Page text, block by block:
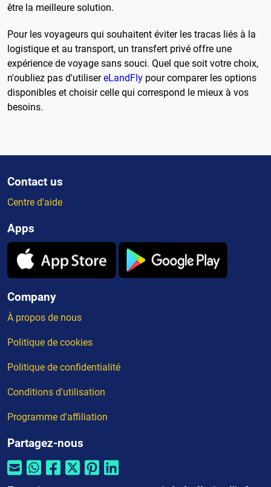
être la meilleure solution.
Pour les voyageurs qui souhaitent éviter les tracas liés à la
logistique et au transport, un transfert privé offre une
expérience de voyage sans souci. Quel que soit votre choix,
n'oubliez pas d'utilisereLandFly pour comparer les options
disponibles et choisir celle qui correspond le mieux à vos
besoins.
Contact us
Centre d'aide
Apps
Company
À propos de nous
Politique de cookies
Politique de confidentialité
Conditions d'utilisation
Programme d'affiliation
Partagez-nous